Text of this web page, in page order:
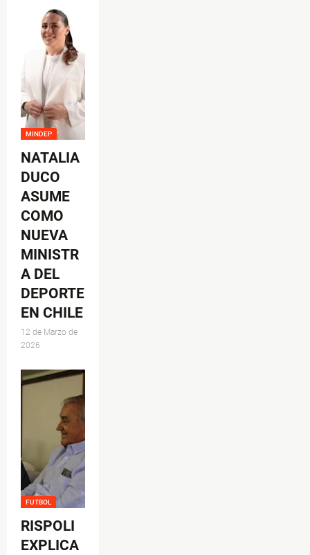
MINDEP
NATALIA
DUCO
ASUME
COMO
NUEVA
MINISTR
A DEL
DEPORTE
EN CHILE
12 de Marzo de
2026
FUTBOL
RISPOLI
EXPLICA